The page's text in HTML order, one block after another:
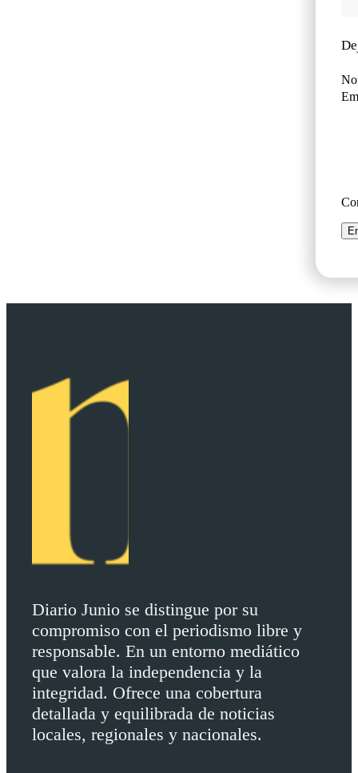
Diario Junio se distingue por su
compromiso con el periodismo libre y
responsable. En un entorno mediático
que valora la independencia y la
integridad. Ofrece una cobertura
detallada y equilibrada de noticias
locales, regionales y nacionales.